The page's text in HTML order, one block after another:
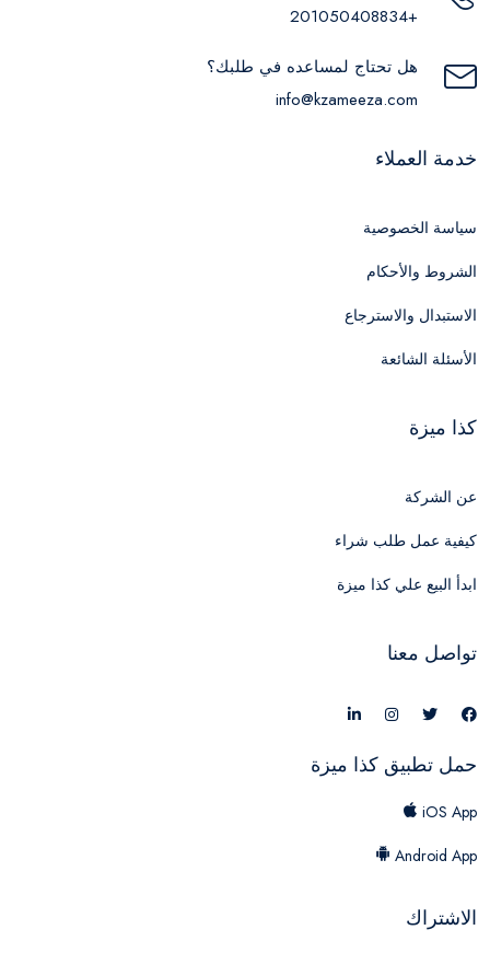
+201050408834
هل تحتاج لمساعده في طلبك؟
info@kzameeza.com
خدمة العملاء
سياسة الخصوصية
الشروط والأحكام
الاستبدال والاسترجاع
الأسئلة الشائعة
كذا ميزة
عن الشركة
كيفية عمل طلب شراء
ابدأ البيع علي كذا ميزة
تواصل معنا
حمل تطبيق كذا ميزة
iOS App
Android App
الاشتراك